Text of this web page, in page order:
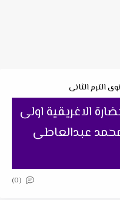
الترم الثانى
الاغريقية اولى
محمد عبدالعاطى
(0)